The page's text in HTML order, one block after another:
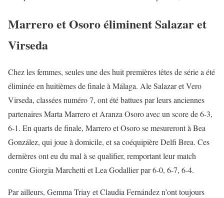
Marrero et Osoro éliminent Salazar et
Virseda
Chez les femmes, seules une des huit premières têtes de série a été
éliminée en huitièmes de finale à Málaga. Ale Salazar et Vero
Virseda, classées numéro 7, ont été battues par leurs anciennes
partenaires Marta Marrero et Aranza Osoro avec un score de 6-3,
6-1. En quarts de finale, Marrero et Osoro se mesureront à Bea
González, qui joue à domicile, et sa coéquipière Delfi Brea. Ces
dernières ont eu du mal à se qualifier, remportant leur match
contre Giorgia Marchetti et Lea Godallier par 6-0, 6-7, 6-4.
Par ailleurs, Gemma Triay et Claudia Fernández n’ont toujours